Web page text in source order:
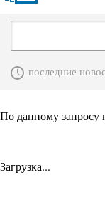
последние
По данному запросу
Загрузка...